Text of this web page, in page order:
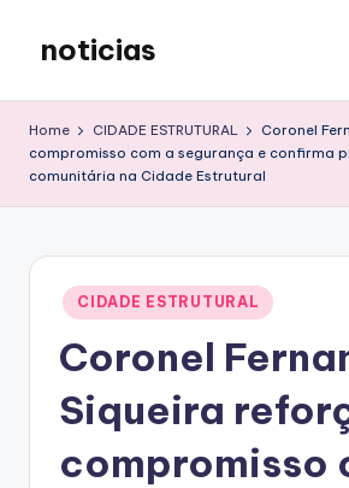
content
noticias
Home CIDADE ESTRUTURAL
Coronel
compromisso com a segurança e confirma
comunitária na Cidade Estrutural
Posted
in
CIDADE ESTRUTURAL
Coronel
Siqueira
compromisso